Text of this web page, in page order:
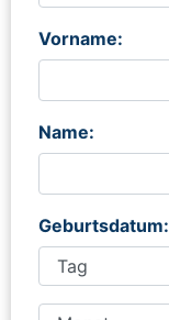
Vorname:
Name:
Geburtsdatum: